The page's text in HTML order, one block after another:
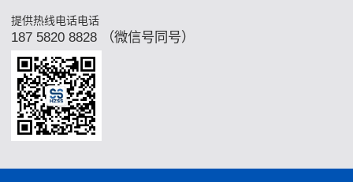
提供热线电话电话
187 5820 8828 （微信号同号）